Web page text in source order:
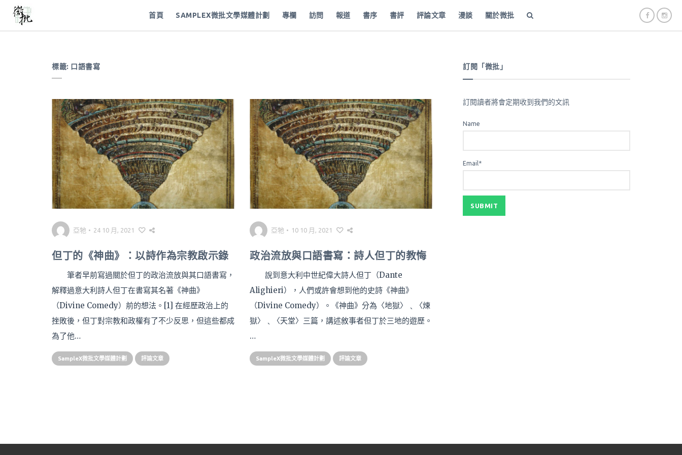
首頁 SAMPLEX微批文學媒體計劃 專欄 訪問 報道 書序 書評 評論文章 漫談 關於微批
標籤: 口語書寫
亞牠 • 24 10 月, 2021
但丁的《神曲》：以詩作為宗教啟示錄
筆者早前寫過關於但丁的政治流放與其口語書寫，
解釋過意大利詩人但丁在書寫其名著《神曲》
（Divine Comedy）前的想法。[1] 在經歷政治上的
挫敗後，但丁對宗教和政權有了不少反思，但這些都成
為了他…
SampleX微批文學媒體計劃 評論文章
亞牠 • 10 10 月, 2021
政治流放與口語書寫：詩人但丁的教悔
說到意大利中世紀偉大詩人但丁（Dante
Alighieri），人們或許會想到他的史詩《神曲》
（Divine Comedy）。《神曲》分為〈地獄〉﹑〈煉
獄〉﹑〈天堂〉三篇，講述敘事者但丁於三地的遊歷。
…
SampleX微批文學媒體計劃 評論文章
訂閱「微批」
訂閱讀者將會定期收到我們的文訊
Name
Email*